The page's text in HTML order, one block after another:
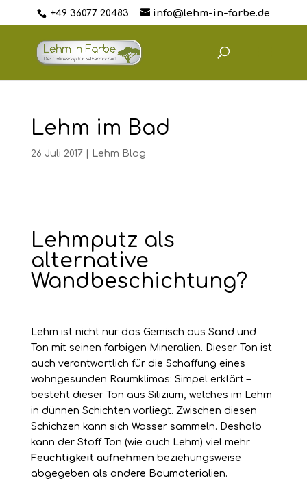
+49 36077 20483 info@lehm-in-farbe.de
Lehm im Bad
26 Juli 2017 Lehm Blog
Lehmputz als
alternative
Wandbeschichtung?
Lehm ist nicht nur das Gemisch aus Sand und
Ton mit seinen farbigen Mineralien. Dieser Ton ist
auch verantwortlich für die Schaffung eines
wohngesunden Raumklimas: Simpel erklärt –
besteht dieser Ton aus Silizium, welches im Lehm
in dünnen Schichten vorliegt. Zwischen diesen
Schichzen kann sich Wasser sammeln. Deshalb
kann der Stoff Ton (wie auch Lehm) viel mehr
Feuchtigkeit aufnehmenbeziehungsweise
abgegeben als andere Baumaterialien.